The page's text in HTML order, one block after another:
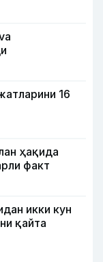
16
ҳақида
факт
икки кун
қайта